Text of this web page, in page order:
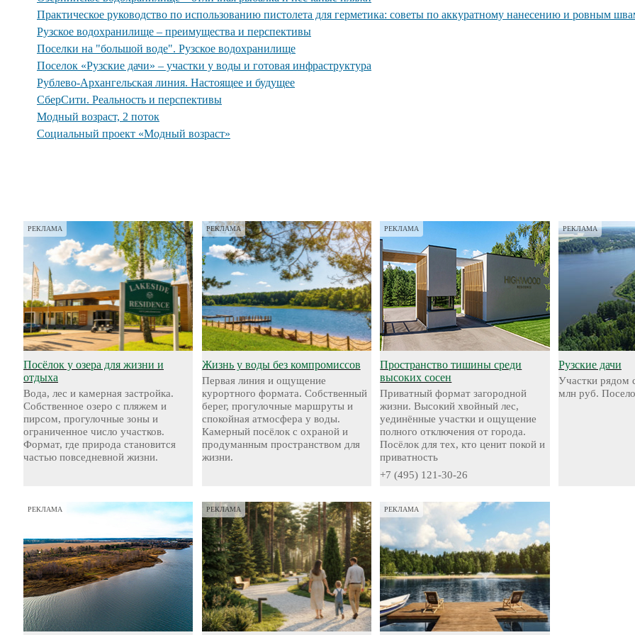
Практическое руководство по использованию пистолета для герметика: советы по аккуратному нанесению и ровным
Рузское водохранилище – преимущества и перспективы
Поселки на "большой воде". Рузское водохранилище
Поселок «Рузские дачи» – участки у воды и готовая инфраструктура
Рублево-Архангельская линия. Настоящее и будущее
СберСити. Реальность и перспективы
Модный возраст, 2 поток
Социальный проект «Модный возраст»
РЕКЛАМА
Посёлок у озера для жизни и
отдыха
Вода, лес и камерная застройка.
Собственное озеро с пляжем и
пирсом, прогулочные зоны и
ограниченное число участков.
Формат, где природа становится
частью повседневной жизни.
РЕКЛАМА
Жизнь у воды без компромиссов
Первая линия и ощущение
курортного формата. Собственный
берег, прогулочные маршруты и
спокойная атмосфера у воды.
Камерный посёлок с охраной и
продуманным пространством для
жизни.
РЕКЛАМА
Пространство тишины среди
высоких сосен
Приватный формат загородной
жизни. Высокий хвойный лес,
уединённые участки и ощущение
полного отключения от города.
Посёлок для тех, кто ценит покой и
приватность
+7 (495) 121-30-26
РЕКЛАМА
Рузские дачи
Участки рядом
млн руб.
РЕКЛАМА РЕКЛАМА РЕКЛАМА